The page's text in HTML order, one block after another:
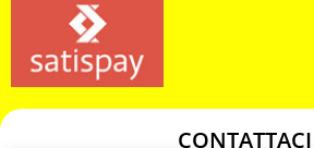
CONTATTACI